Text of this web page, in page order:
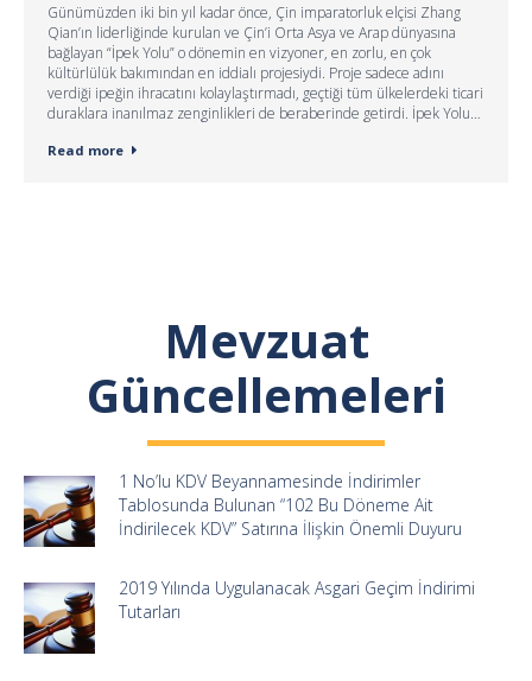
Günümüzden iki bin yıl kadar önce, Çin imparatorluk elçisi Zhang
Qian’ın liderliğinde kurulan ve Çin’i Orta Asya ve Arap dünyasına
bağlayan “İpek Yolu” o dönemin en vizyoner, en zorlu, en çok
kültürlülük bakımından en iddialı projesiydi. Proje sadece adını
verdiği ipeğin ihracatını kolaylaştırmadı, geçtiği tüm ülkelerdeki ticari
duraklara inanılmaz zenginlikleri de beraberinde getirdi. İpek Yolu…
Read more
Mevzuat
Güncellemeleri
1 No’lu KDV Beyannamesinde İndirimler
Tablosunda Bulunan “102 Bu Döneme Ait
İndirilecek KDV” Satırına İlişkin Önemli Duyuru
2019 Yılında Uygulanacak Asgari Geçim İndirimi
Tutarları